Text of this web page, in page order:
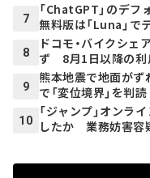
7
「ChatGPT」のデフ
無料版は「Luna」で
8
ドコモ・バイクシェ
ず 8月1日以降の利
9
熊本地震で地面が
で「変位境界」を判
10
「ジャンプ」オンラ
したか 業務妨害容